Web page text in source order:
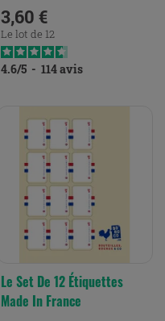
Prix
3,60 €
Le lot de 12
4.6/5 - 114avis
Le Set De 12 Étiquettes
Made In France